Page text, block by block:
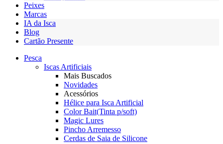
Peixes
Marcas
IA da Isca
Blog
Cartão Presente
Pesca
Iscas Artificiais
Mais Buscados
Novidades
Acessórios
Hélice para Isca Artificial
Color Bait(Tinta p/soft)
Magic Lures
Pincho Arremesso
Cerdas de Saia de Silicone